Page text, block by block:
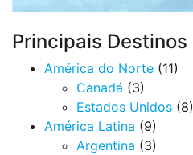
Principais Destinos
América do Norte (11)
Canadá (3)
Estados Unidos (8)
América Latina (9)
Argentina (3)